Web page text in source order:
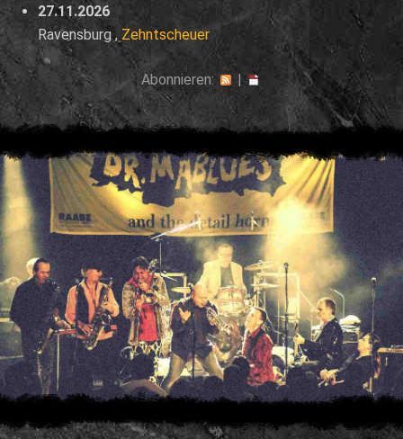
27.11.2026
Ravensburg , Zehntscheuer
Abonnieren: |